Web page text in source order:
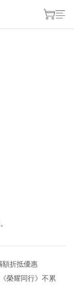
額折抵優惠
榮耀同行》不累